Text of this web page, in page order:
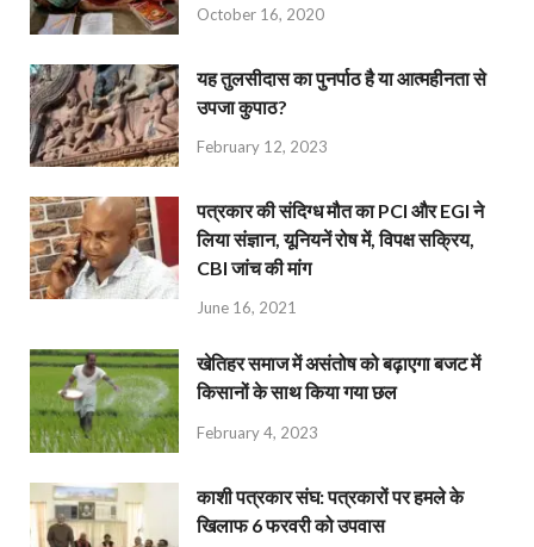
October 16, 2020
यह तुलसीदास का पुनर्पाठ है या आत्महीनता से
उपजा कुपाठ?
February 12, 2023
पत्रकार की संदिग्ध मौत का PCI और EGI ने
लिया संज्ञान, यूनियनें रोष में, विपक्ष सक्रिय,
CBI जांच की मांग
June 16, 2021
खेतिहर समाज में असंतोष को बढ़ाएगा बजट में
किसानों के साथ किया गया छल
February 4, 2023
काशी पत्रकार संघ: पत्रकारों पर हमले के
खिलाफ 6 फरवरी को उपवास